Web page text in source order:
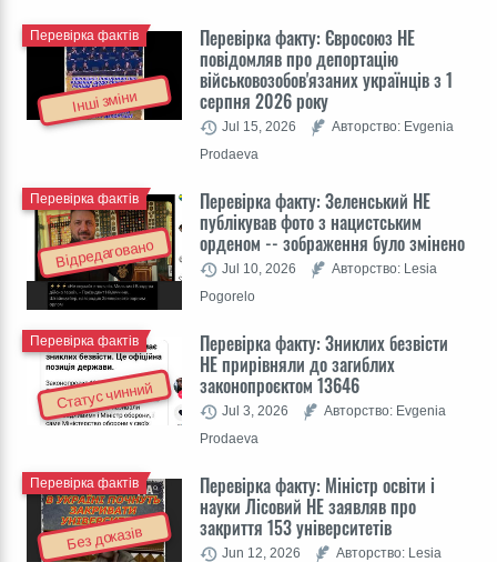
Інші зміни
Перевірка факту: Євросоюз НЕ
повідомляв про депортацію
військовозобов'язаних українців з 1
серпня 2026 року
Перевірка фактів
Jul 15, 2026
Авторство: Evgenia
Prodaeva
Відредаговано
Перевірка факту: Зеленський НЕ
публікував фото з нацистським
орденом -- зображення було змінено
Перевірка фактів
Jul 10, 2026
Авторство: Lesia
Pogorelo
Статус чинний
Перевірка факту: Зниклих безвісти
НЕ прирівняли до загиблих
законопроєктом 13646
Перевірка фактів
Jul 3, 2026
Авторство: Evgenia
Prodaeva
Без доказів
Перевірка факту: Міністр освіти і
науки Лісовий НЕ заявляв про
закриття 153 університетів
Перевірка фактів
Jun 12, 2026
Авторство: Lesia